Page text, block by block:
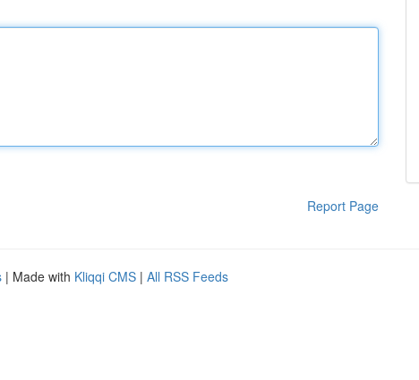
Report Page
| Made with Kliqqi CMS | All RSS Feeds